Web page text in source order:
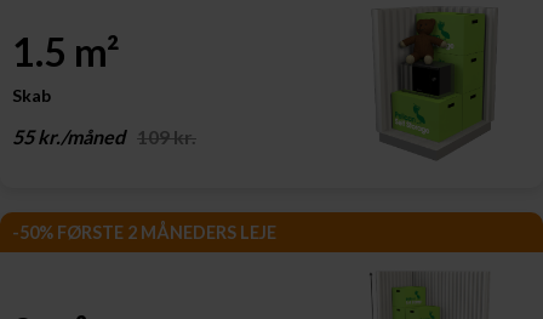
1.5 m²
Skab
55 kr./måned 109 kr.
-50% FØRSTE 2 MÅNEDERS LEJE